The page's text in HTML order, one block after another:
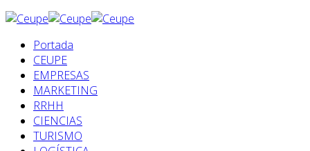
Portada
CEUPE
EMPRESAS
MARKETING
RRHH
CIENCIAS
TURISMO